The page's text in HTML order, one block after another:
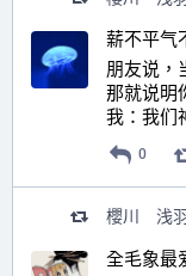
薪不平气
朋友说，
那就说明
我：我们
0
櫻川 浅羽
全毛象最爱打